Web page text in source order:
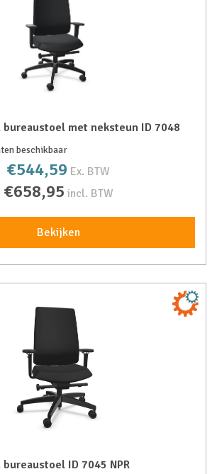
bureaustoel met neksteun ID 7048
beschikbaar
€544,59 Ex. BTW
€658,95 incl. BTW
Bekijken
ID 7045 NPR